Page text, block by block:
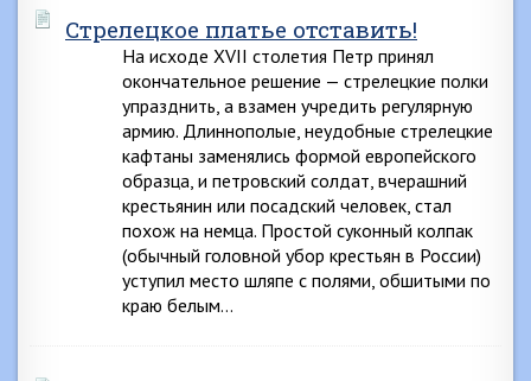
Стрелецкое платье отставить!
На исходе XVII столетия Петр принял
окончательное решение — стрелецкие полки
упразднить, а взамен учредить регулярную
армию. Длиннополые, неудобные стрелецкие
кафтаны заменялись формой европейского
образца, и петровский солдат, вчерашний
крестьянин или посадский человек, стал
похож на немца. Простой суконный колпак
(обычный головной убор крестьян в России)
уступил место шляпе с полями, обшитыми по
краю белым…